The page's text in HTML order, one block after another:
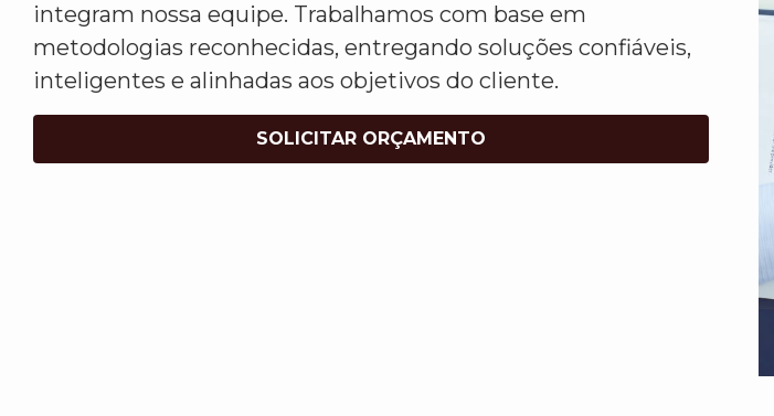
integram nossa equipe. Trabalhamos com base em
metodologias reconhecidas, entregando soluções confiáveis,
inteligentes e alinhadas aos objetivos do cliente.
SOLICITAR ORÇAMENTO